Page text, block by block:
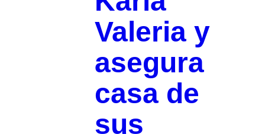
Valeria y
asegura
casa de
sus